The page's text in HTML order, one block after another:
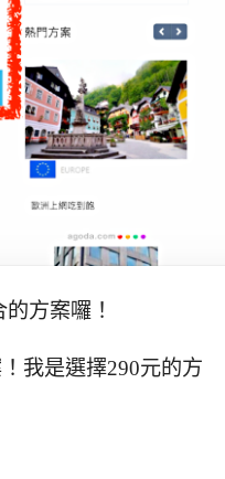
方案囉！
我是選擇290元的方